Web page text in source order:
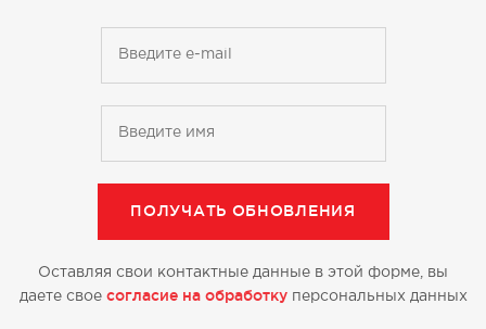
Оставляя свои контактные данные в этой форме, вы
даете свое согласие на обработку персональных данных